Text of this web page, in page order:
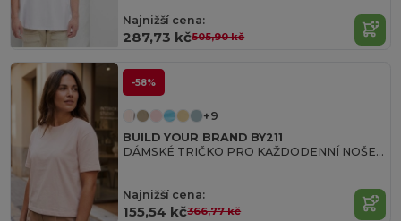
Najnižší cena:
287,73 kč505,90 kč
-58%
+9
BUILD YOUR BRAND BY211
DÁMSKÉ TRIČKO PRO KAŽDODENNÍ NOŠENÍ
Najnižší cena:
155,54 kč366,77 kč